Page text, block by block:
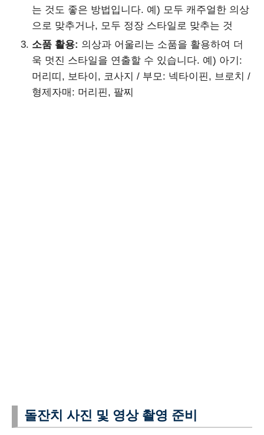
는 것도 좋은 방법입니다. 예) 모두 캐주얼한 의상
으로 맞추거나, 모두 정장 스타일로 맞추는 것
소품 활용: 의상과 어울리는 소품을 활용하여 더
욱 멋진 스타일을 연출할 수 있습니다. 예) 아기:
머리띠, 보타이, 코사지 / 부모: 넥타이핀, 브로치 /
형제자매: 머리핀, 팔찌
돌잔치 사진 및 영상 촬영 준비